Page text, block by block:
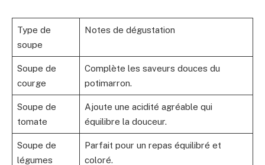
Type de
soupe
Notes de dégustation
Soupe de
courge
Complète les saveurs douces du
potimarron.
Soupe de
tomate
Ajoute une acidité agréable qui
équilibre la douceur.
Soupe de
légumes
Parfait pour un repas équilibré et
coloré.